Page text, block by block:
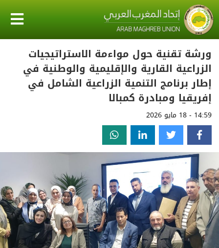
ورشة تقنية حول مواءمة الاستراتيجيات
الزراعية القارية والإقليمية والوطنية في
إطار برنامج التنمية الزراعية الشامل في
إفريقيا ومبادرة كمبالا
14:59 - 18 مايو 2026